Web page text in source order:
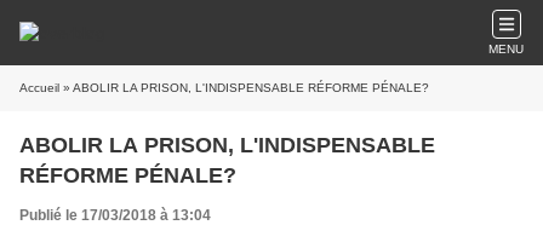
MENU
Accueil » ABOLIR LA PRISON, L'INDISPENSABLE RÉFORME PÉNALE?
ABOLIR LA PRISON, L'INDISPENSABLE
RÉFORME PÉNALE?
Publié le 17/03/2018 à 13:04